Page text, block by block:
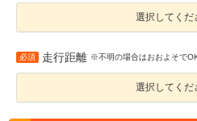
選択してくだ
必須 走行距離 ※不明の場合はおおよそで
選択してくだ